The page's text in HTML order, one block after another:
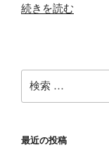
“SQL
ー
タ
ス
続きを読む
索:
最近の投稿